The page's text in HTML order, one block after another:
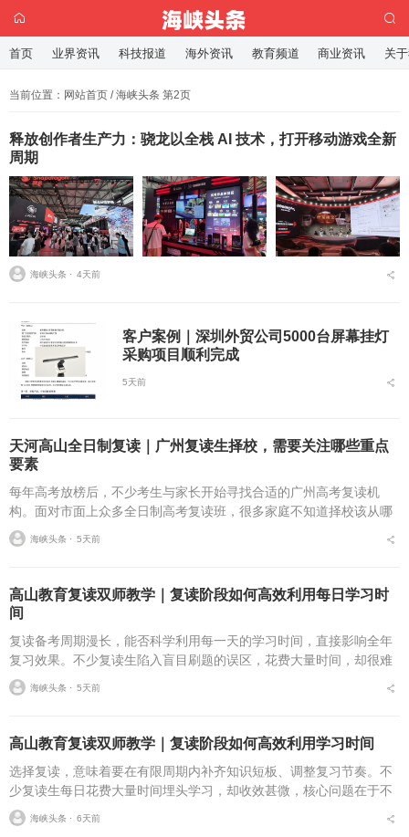
当前位置： 网站首页 / 海峡头条 第2页
释放创作者生产力：骁龙以全栈 AI 技术，打开移动游戏全新
周期
海峡头条 ⋅ 4天前
客户案例｜深圳外贸公司5000台屏幕挂灯
采购项目顺利完成
5天前
天河高山全日制复读｜广州复读生择校，需要关注哪些重点
要素
每年高考放榜后，不少考生与家长开始寻找合适的广州高考复读机
构。面对市面上众多全日制高考复读班，很多家庭不知道择校该从哪
些维度入手。挑选广州高考复读学校，不能只简单关注学费与宣传信
息，办学合规性、师资配...
海峡头条 ⋅ 5天前
高山教育复读双师教学｜复读阶段如何高效利用每日学习时
间
复读备考周期漫长，能否科学利用每一天的学习时间，直接影响全年
复习效果。不少复读生陷入盲目刷题的误区，花费大量时间，却很难
实现稳步进步。学会规划时间，是复读提分的基础。合理的复读学习
规划，应当区分课堂学...
海峡头条 ⋅ 5天前
高山教育复读双师教学｜复读阶段如何高效利用学习时间
选择复读，意味着要在有限周期内补齐知识短板、调整复习节奏。不
少复读生每日花费大量时间埋头学习，却收效甚微，核心问题在于不
会合理规划日程，难以充分高效利用学习时间。不少粤港澳大湾区复
读家庭来到广州择校时...
海峡头条 ⋅ 6天前
首页 业界资讯 科技报道 海外资讯 教育频道 商业资讯 关